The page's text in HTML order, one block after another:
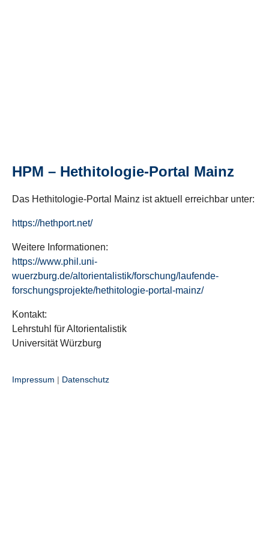
HPM – Hethitologie-Portal Mainz
Das Hethitologie-Portal Mainz ist aktuell erreichbar unter:
https://hethport.net/
Weitere Informationen:
https://www.phil.uni-
wuerzburg.de/altorientalistik/forschung/laufende-
forschungsprojekte/hethitologie-portal-mainz/
Kontakt:
Lehrstuhl für Altorientalistik
Universität Würzburg
Impressum | Datenschutz